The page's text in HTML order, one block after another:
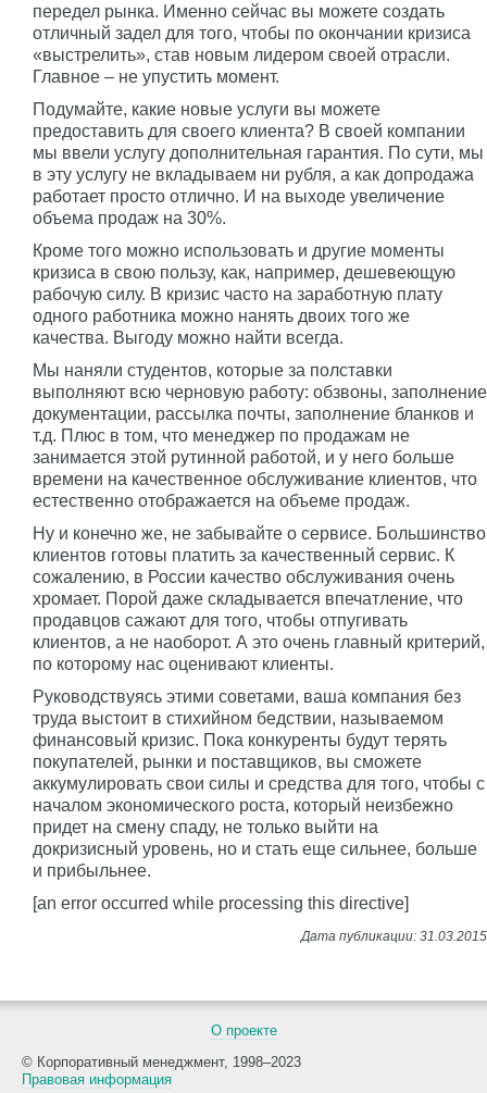
передел рынка. Именно сейчас вы можете создать
отличный задел для того, чтобы по окончании кризиса
«выстрелить», став новым лидером своей отрасли.
Главное – не упустить момент.
Подумайте, какие новые услуги вы можете
предоставить для своего клиента? В своей компании
мы ввели услугу дополнительная гарантия. По сути, мы
в эту услугу не вкладываем ни рубля, а как допродажа
работает просто отлично. И на выходе увеличение
объема продаж на 30%.
Кроме того можно использовать и другие моменты
кризиса в свою пользу, как, например, дешевеющую
рабочую силу. В кризис часто на заработную плату
одного работника можно нанять двоих того же
качества. Выгоду можно найти всегда.
Мы наняли студентов, которые за полставки
выполняют всю черновую работу: обзвоны, заполнение
документации, рассылка почты, заполнение бланков и
т.д. Плюс в том, что менеджер по продажам не
занимается этой рутинной работой, и у него больше
времени на качественное обслуживание клиентов, что
естественно отображается на объеме продаж.
Ну и конечно же, не забывайте о сервисе. Большинство
клиентов готовы платить за качественный сервис. К
сожалению, в России качество обслуживания очень
хромает. Порой даже складывается впечатление, что
продавцов сажают для того, чтобы отпугивать
клиентов, а не наоборот. А это очень главный критерий,
по которому нас оценивают клиенты.
Руководствуясь этими советами, ваша компания без
труда выстоит в стихийном бедствии, называемом
финансовый кризис. Пока конкуренты будут терять
покупателей, рынки и поставщиков, вы сможете
аккумулировать свои силы и средства для того, чтобы с
началом экономического роста, который неизбежно
придет на смену спаду, не только выйти на
докризисный уровень, но и стать еще сильнее, больше
и прибыльнее.
[an error occurred while processing this directive]
О проекте
© Корпоративный менеджмент, 1998–2023
Правовая информация